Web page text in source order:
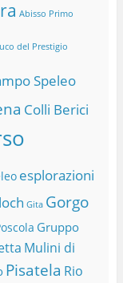
Abisso Primo
del Prestigio
Speleo
Colli Berici
esplorazioni
Gita Gorgo
Gruppo
Mulini di
Pisatela Rio